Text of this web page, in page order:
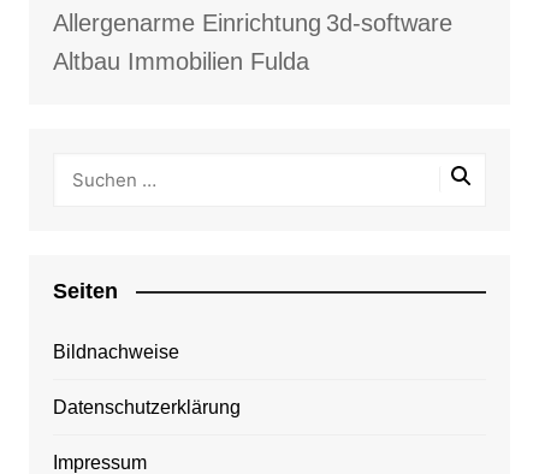
Allergenarme Einrichtung 3d-software
Altbau Immobilien Fulda
Seiten
Bildnachweise
Datenschutzerklärung
Impressum